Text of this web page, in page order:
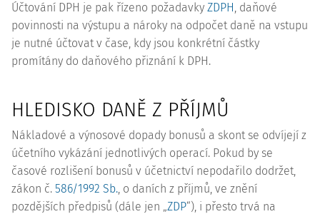
Účtování DPH je pak řízeno požadavky ZDPH, daňové
povinnosti na výstupu a nároky na odpočet daně na vstupu
je nutné účtovat v čase, kdy jsou konkrétní částky
promítány do daňového přiznání k DPH.
HLEDISKO DANĚ Z PŘÍJMŮ
Nákladové a výnosové dopady bonusů a skont se odvíjejí z
účetního vykázání jednotlivých operací. Pokud by se
časové rozlišení bonusů v účetnictví nepodařilo dodržet,
zákon č. 586/1992 Sb., o daních z příjmů, ve znění
pozdějších předpisů (dále jen „ZDP“), i přesto trvá na